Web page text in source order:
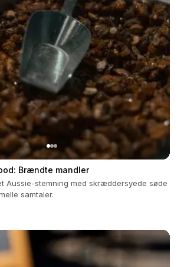
Brændte mandler
Aussie-stemning med skræddersyede søde
samtaler.